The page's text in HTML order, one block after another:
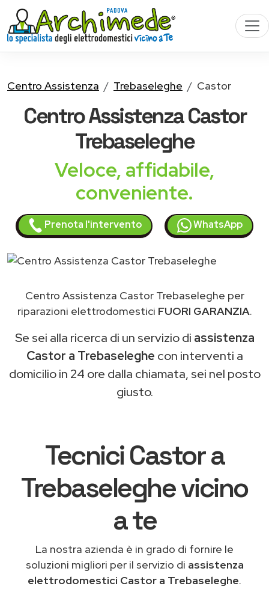
Centro Assistenza Trebaseleghe Castor
Centro AssistenzaCastor
Trebaseleghe
Veloce, affidabile,
conveniente.
Prenota l'intervento WhatsApp
Centro Assistenza Castor Trebaseleghe per
riparazioni elettrodomestici FUORI GARANZIA.
Se sei alla ricerca di un servizio di assistenza
Castor a Trebaseleghe con interventi a
domicilio in 24 ore dalla chiamata, sei nel posto
giusto.
Tecnici Castor a
Trebaseleghe vicino
a te
La nostra azienda è in grado di fornire le
soluzioni migliori per il servizio di assistenza
elettrodomestici Castor a Trebaseleghe.